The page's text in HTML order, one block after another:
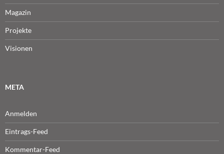
Magazin
Projekte
Visionen
META
Anmelden
Eintrags-Feed
Kommentar-Feed